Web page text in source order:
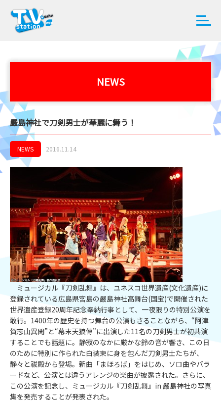
NEWS
嚴島神社で刀剣男士が華麗に舞う！
NEWS 2016.11.14
ミュージカル『刀剣乱舞』は、ユネスコ世界遺産(文化遺産)に
登録されている広島県宮島の嚴島神社高舞台(国宝)で開催された
世界遺産登録20周年記念奉納行事として、一夜限りの特別公演を
敢行。1400年の歴史を持つ舞台の公演もさることながら、“阿津
賀志山異聞”と“幕末天狼傳”に出演した11名の刀剣男士が初共演
することでも話題に。静寂のなかに厳かな鈴の音が響き、この日
のために特別に作られた白装束に身を包んだ刀剣男士たちが、
静々と祓殿から登場。新曲「まほろば」をはじめ、ソロ曲やバラ
ードなど、公演とは違うアレンジの楽曲が披露された。さらに、
この公演を記念し、ミュージカル『刀剣乱舞』in 嚴島神社の写真
集を発売することが発表された。